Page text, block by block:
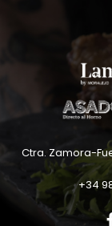
Ctra. Zamora-
+34